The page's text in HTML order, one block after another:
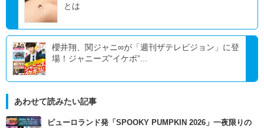
とは
櫻井翔、関ジャニ∞が「週刊ザテレビジョン」に登
場！ジャニーズ“イケボ”...
あわせて読みたい記事
ピューロランド発「SPOOKY PUMPKIN 2026」一夜限りの